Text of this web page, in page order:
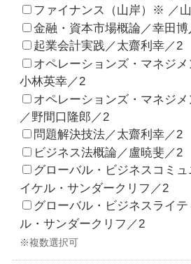
ファイナンス（山岸）※ ／
金融・資本市場概論／幸田博
起業会計実践／太齋利幸／2
オペレーションズ・マネジ
小林英幸／2
オペレーションズ・マネジ
／野間口隆郎／2
問題解決技法／太齋利幸／2
ビジネス法概論／盧暁斐／2
グローバル・ビジネスコミ
イケル・サンダークリフ／2
グローバル・ビジネスライ
ル・サンダークリフ／2
※複数選択可